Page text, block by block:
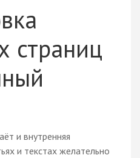
страниц
и внутренняя
и текстах желательно